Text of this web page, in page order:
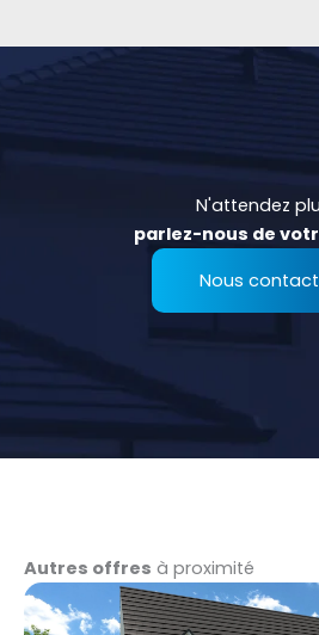
N'attendez
parlez-nous de
Nous
Autres offres à proximité